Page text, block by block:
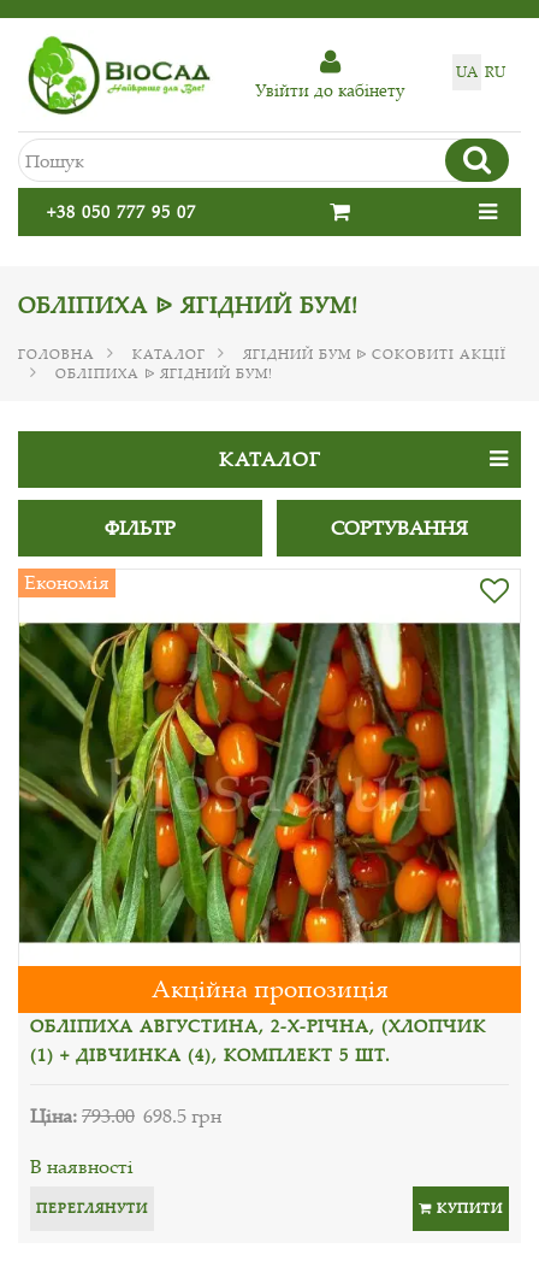
UA RU
Увiйти до кабiнету
+38 050 777 95 07
ОБЛІПИХА ᐉ ЯГІДНИЙ БУМ!
ГОЛОВНА КАТАЛОГ
ЯГІДНИЙ БУМ ᐉ СОКОВИТІ АКЦІЇ
ОБЛІПИХА ᐉ ЯГІДНИЙ БУМ!
КАТАЛОГ
ФІЛЬТР СОРТУВАННЯ
Економія
Акційна пропозиція
ОБЛІПИХА АВГУСТИНА, 2-Х-РІЧНА, (ХЛОПЧИК
(1) + ДІВЧИНКА (4), КОМПЛЕКТ 5 ШТ.
Ціна:793.00 698.5 грн
В наявності
ПЕРЕГЛЯНУТИ КУПИТИ